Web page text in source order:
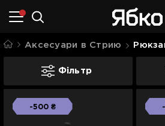
Аксесуари в Стрию
Рюкзаки в Стрию
Фільтр
-500 ₴